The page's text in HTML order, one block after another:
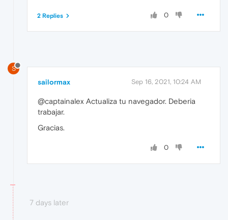
0
2 Replies
S
sailormax Sep 16, 2021, 10:24 AM
@captainalex Actualiza tu navegador. Deberia
trabajar.
Gracias.
0
7 days later